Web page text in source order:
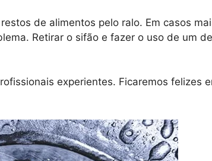
de alimentos pelo ralo. Em casos
Retirar o sifão e fazer o uso de um
experientes. Ficaremos felizes